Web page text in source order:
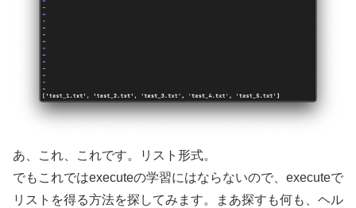
あ、これ、これです。リスト形式。
でもこれではexecuteの学習にはならないので、executeで
リストを得る方法を探してみます。まあ探すも何も、ヘル